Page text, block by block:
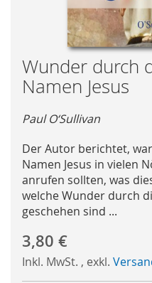
Skip
to
the
of
images
gallery
Wunder durch
Namen Jesus
Paul O‘Sullivan
Der Autor berichtet,
Namen Jesus in vielen
anrufen sollten, was
welche Wunder durch
geschehen sind ...
3,80 €
Inkl. MwSt. , exkl.